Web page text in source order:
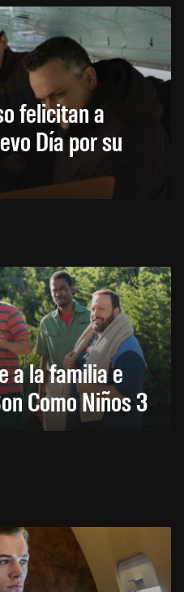
felicitan a
Día por su
a la familia e
Como Niños 3